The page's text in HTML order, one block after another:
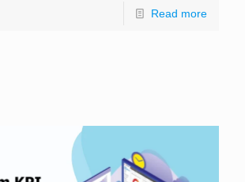
Read more